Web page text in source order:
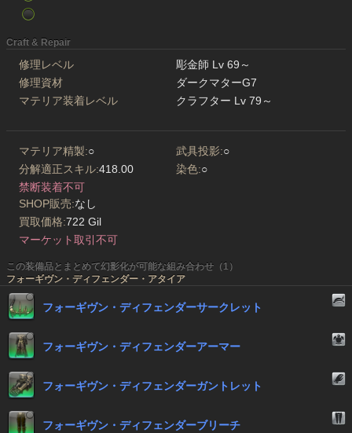
Craft & Repair
修理レベル
彫金師 Lv 69～
修理資材
ダークマターG7
マテリア装着レベル
クラフター Lv 79～
マテリア精製:○ 武具投影:○
分解適正スキル:418.00 染色:○
禁断装着不可
SHOP販売:なし
買取価格:722 Gil
マーケット取引不可
この装備品とまとめて幻影化が可能な組み合わせ（1）
フォーギヴン・ディフェンダー・アタイア
フォーギヴン・ディフェンダーサークレット
フォーギヴン・ディフェンダーアーマー
フォーギヴン・ディフェンダーガントレット
フォーギヴン・ディフェンダーブリーチ